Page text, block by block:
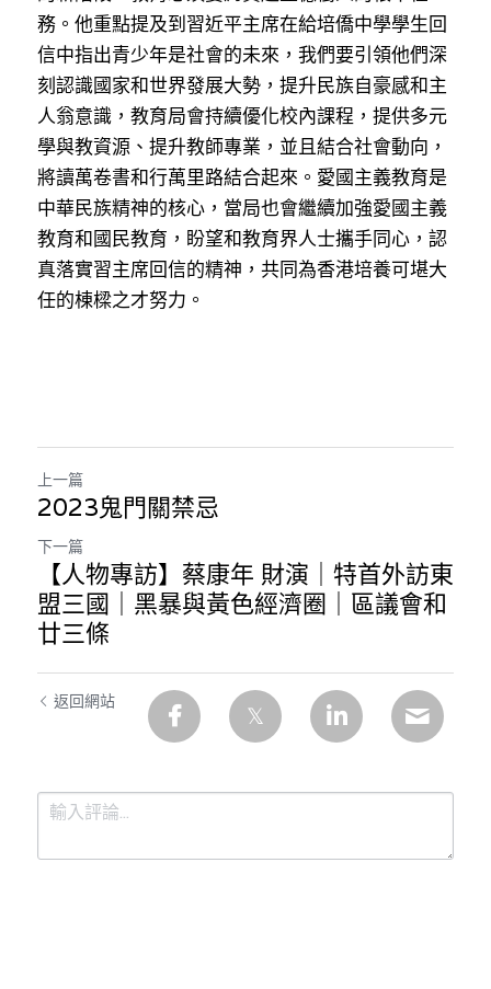
務。他重點提及到習近平主席在給培僑中學學生回
信中指出青少年是社會的未來，我們要引領他們深
刻認識國家和世界發展大勢，提升民族自豪感和主
人翁意識，教育局會持續優化校內課程，提供多元
學與教資源、提升教師專業，並且結合社會動向，
將讀萬卷書和行萬里路結合起來。愛國主義教育是
中華民族精神的核心，當局也會繼續加強愛國主義
教育和國民教育，盼望和教育界人士攜手同心，認
真落實習主席回信的精神，共同為香港培養可堪大
任的棟樑之才努力。
上一篇
2023鬼門關禁忌
下一篇
【人物專訪】蔡康年 財演｜特首外訪東
盟三國｜黑暴與黃色經濟圈｜區議會和
廿三條
返回網站